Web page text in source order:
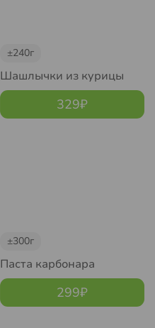
±240г
Шашлычки из курицы
329₽
±300г
Паста карбонара
299₽